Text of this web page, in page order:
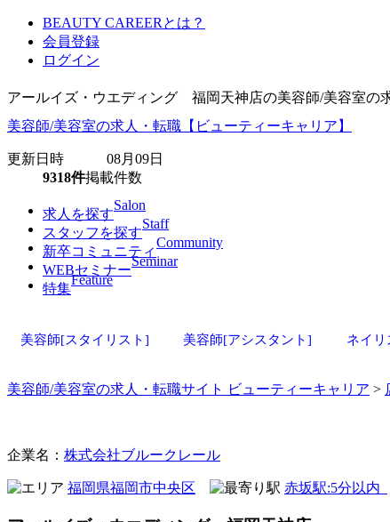
BEAUTY CAREERとは？
会員登録
ログイン
アールイズ・ウエディング 福岡天神店の美容師/美容室の
美容師/美容室の求人・転職【ビューティーキャリア】
更新日時 08月09日
9318件掲載件数
求人を探す
Salon
スタッフを探す
Staff
新卒コミュニティ
Community
WEBセミナー
Seminar
特集
Feature
美容師[スタイリスト] 美容師[アシスタント] ネイリ
美容師/美容室の求人・転職サイト ビューティーキャリア >
企業名： 株式会社ブルークレール
福岡県福岡市中央区 赤坂駅:5分以内